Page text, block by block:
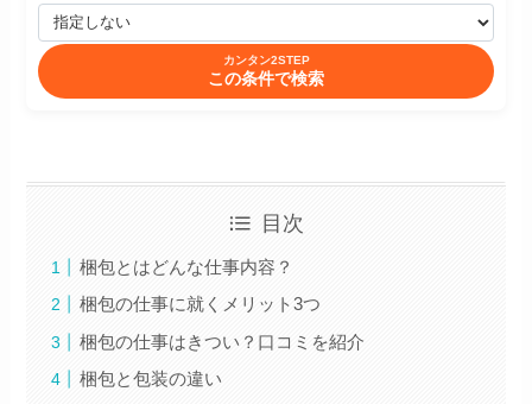
カンタン2STEP
この条件で検索
目次
梱包とはどんな仕事内容？
梱包の仕事に就くメリット3つ
梱包の仕事はきつい？口コミを紹介
梱包と包装の違い